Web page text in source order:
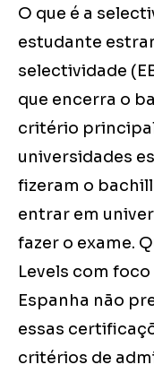
O que é a
estudante
selectividade
que encerra o
critério
universidades
fizeram o
entrar em
fazer o exame.
Levels com
Espanha não
essas
critérios de